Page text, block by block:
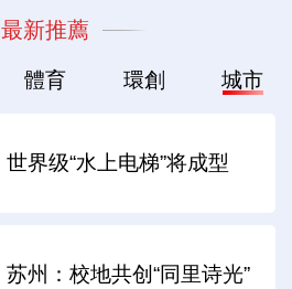
最新推薦
體育 環創 城市
世界级“水上电梯”将成型
苏州：校地共创“同里诗光”